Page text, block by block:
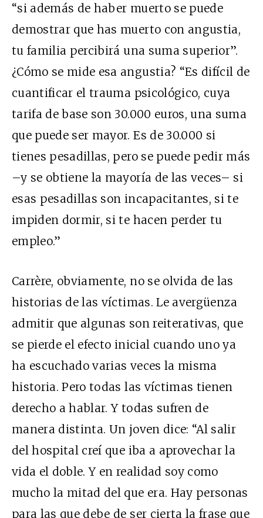
“si además de haber muerto se puede
demostrar que has muerto con angustia,
tu familia percibirá una suma superior”.
¿Cómo se mide esa angustia? “Es difícil de
cuantificar el trauma psicológico, cuya
tarifa de base son 30.000 euros, una suma
que puede ser mayor. Es de 30.000 si
tienes pesadillas, pero se puede pedir más
–y se obtiene la mayoría de las veces– si
esas pesadillas son incapacitantes, si te
impiden dormir, si te hacen perder tu
empleo.”
Carrère, obviamente, no se olvida de las
historias de las víctimas. Le avergüenza
admitir que algunas son reiterativas, que
se pierde el efecto inicial cuando uno ya
ha escuchado varias veces la misma
historia. Pero todas las víctimas tienen
derecho a hablar. Y todas sufren de
manera distinta. Un joven dice: “Al salir
del hospital creí que iba a aprovechar la
vida el doble. Y en realidad soy como
mucho la mitad del que era. Hay personas
para las que debe de ser cierta la frase que